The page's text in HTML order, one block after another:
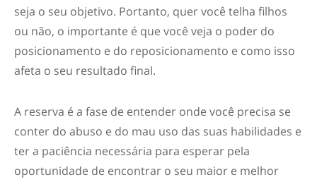
seja o seu objetivo. Portanto, quer você telha filhos
ou não, o importante é que você veja o poder do
posicionamento e do reposicionamento e como isso
afeta o seu resultado final.
A reserva é a fase de entender onde você precisa se
conter do abuso e do mau uso das suas habilidades e
ter a paciência necessária para esperar pela
oportunidade de encontrar o seu maior e melhor